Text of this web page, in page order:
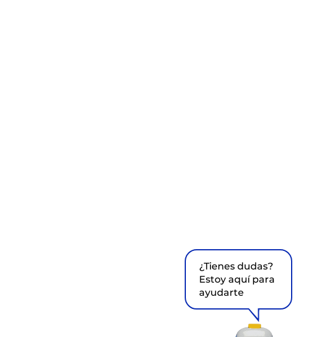
¿Tienes dudas?
Estoy aquí para
ayudarte